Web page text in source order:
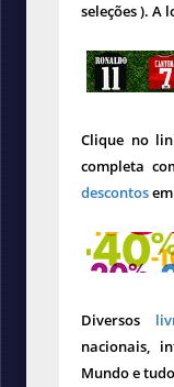
seleções ). A
Clique no
completa
descontos
Diversos
nacionais,
Mundo e